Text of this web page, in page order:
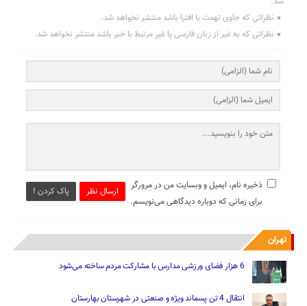
نظراتی که حاوی تهمت یا افترا باشد منتشر نخواهد شد.
نظراتی که به غیر از زبان فارسی یا غیر مرتبط با خبر باشد منتشر نخواهد شد.
ارسال نظر پاک کردن !
ذخیره نام، ایمیل و وبسایت من در مرورگر
برای زمانی که دوباره دیدگاهی می‌نویسم.
تهران
6 هزار فضای ورزشی مدارس با مشارکت مردم ساخته می‌شود
انتقال 4 تن پسماند ویژه و صنعتی در شهرستان بهارستان